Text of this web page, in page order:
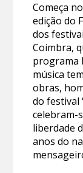
Começa
edição do
dos
Coimbra,
programa
música
obras,
do festival
celebram-
liberdade
anos do